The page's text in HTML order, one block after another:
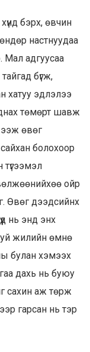
бэрх, өвчин
настнуудаа
Мал адгуусаа
бүгж,
хатуу эдлэлээ
төмөрт шавж
ээж өвөг
сайхан болохоор
ойр
Өвөг дээдсийнх
нь энд энх
жилийн өмнө
булан хэмээх
дахь нь буюу
сахин аж төрж
гарсан нь тэр